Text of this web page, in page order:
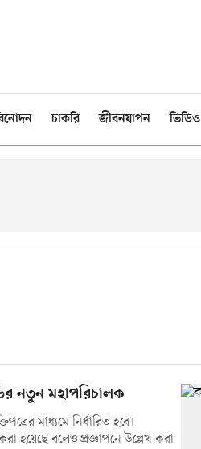
চাকরি জীবনযাপন ভিডিও
নতুন মহাপরিচালক
মাধ্যমে নির্ধারিত হবে।
হয়েছে বলেও প্রজ্ঞাপনে উল্লেখ করা